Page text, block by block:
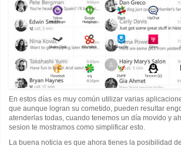
En estos días es muy común utilizar varias
que aunque logran su cometido, pueden resultar
atenderlas todas, cuando tenemos un día movido y
sesion te mostramos como simplificar esto.
La buena noticia es que ahora tienes la posibilidad